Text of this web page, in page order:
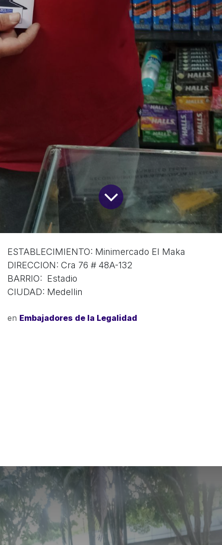
ESTABLECIMIENTO: Minimercado El Maka
DIRECCION: Cra 76 # 48A-132
BARRIO: Estadio
CIUDAD: Medellin
en Embajadores de la Legalidad